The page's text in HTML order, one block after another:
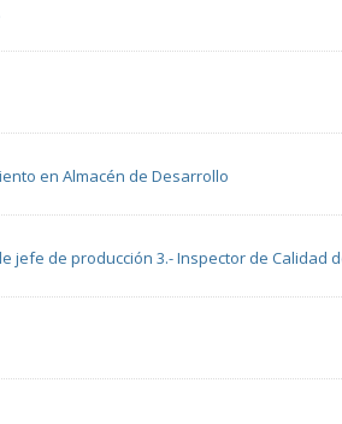
en Almacén de Desarrollo
jefe de producción 3.- Inspector de